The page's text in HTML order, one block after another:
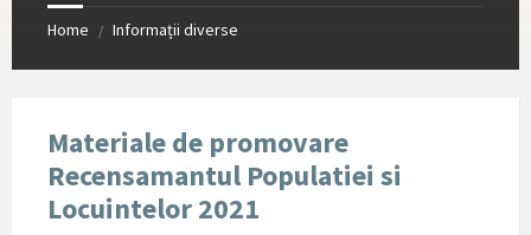
Home / Informații diverse
Materiale de promovare
Recensamantul Populatiei si
Locuintelor 2021